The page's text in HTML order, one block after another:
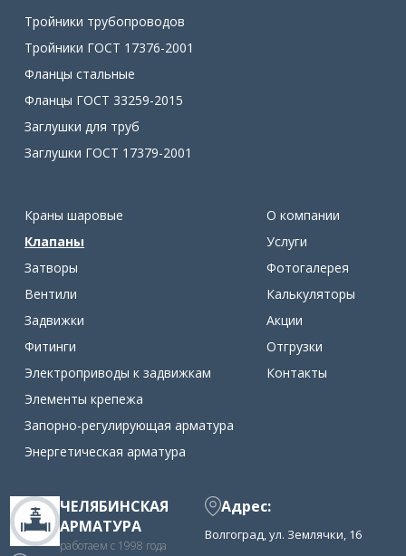
Тройники трубопроводов
Тройники ГОСТ 17376-2001
Фланцы стальные
Фланцы ГОСТ 33259-2015
Заглушки для труб
Заглушки ГОСТ 17379-2001
Краны шаровые
Клапаны
Затворы
Вентили
Задвижки
Фитинги
Электроприводы к задвижкам
Элементы крепежа
Запорно-регулирующая арматура
Энергетическая арматура
О компании
Услуги
Фотогалерея
Калькуляторы
Акции
Отгрузки
Контакты
ЧЕЛЯБИНСКАЯ
АРМАТУРА
работаем с 1998 года
Адрес:
Волгоград, ул. Землячки, 16